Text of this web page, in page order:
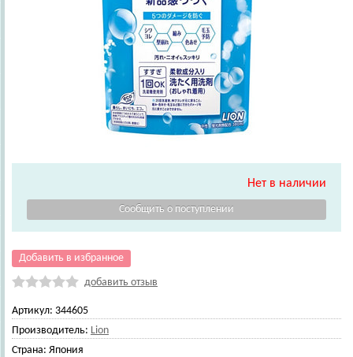
Нет в наличии
Добавить в избранное
добавить отзыв
Артикул: 344605
Производитель: Lion
Страна: Япония